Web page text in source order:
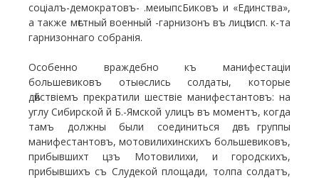
соціалъ-демократовъ- .меиыпсБиковъ и «Единства»,
а также мѣстный военный -гарнизонъ въ лицѣ исп. к-та
гарнизоннаго собранія.
Особенно враждебно къ манифестаціи
большевиковъ отыѳслись солдаты, которые
дѣйствіемъ прекратили шествіе манифестантовъ: на
углу Сибирской й Б.-Ямской улицъ въ моментъ, когда
тамъ должны были соединиться двѣ группы
манифестантовъ, мотовилихинскихъ большевиковъ,
прибывшихт цзъ Мотовилихи, и городскихъ,
прибывшихъ съ Слудекой площади, толпа солдатъ,